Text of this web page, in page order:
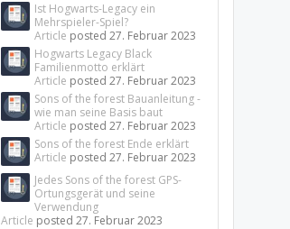
Ist Hogwarts-Legacy ein
Mehrspieler-Spiel?
Article posted27. Februar 2023
Hogwarts Legacy Black
Familienmotto erklärt
Article posted27. Februar 2023
Sons of the forest Bauanleitung -
wie man seine Basis baut
Article posted27. Februar 2023
Sons of the forest Ende erklärt
Article posted27. Februar 2023
Jedes Sons of the forest GPS-
Ortungsgerät und seine
Verwendung
Article posted27. Februar 2023